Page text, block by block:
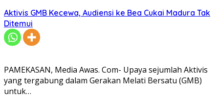
Aktivis GMB Kecewa, Audiensi ke Bea Cukai Madura Tak
Ditemui
PAMEKASAN, Media Awas. Com- Upaya sejumlah Aktivis
yang tergabung dalam Gerakan Melati Bersatu (GMB)
untuk…